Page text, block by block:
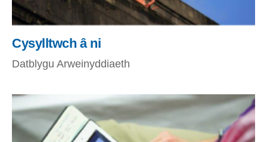
Cysylltwch â ni
Datblygu Arweinyddiaeth